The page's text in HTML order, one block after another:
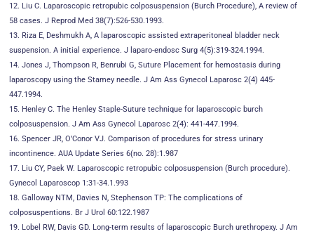
12. Liu C. Laparoscopic retropubic colposuspension (Burch Procedure), A review of
58 cases. J Reprod Med 38(7):526-530.1993.
13. Riza E, Deshmukh A, A laparoscopic assisted extraperitoneal bladder neck
suspension. A initial experience. J laparo-endosc Surg 4(5):319-324.1994.
14. Jones J, Thompson R, Benrubi G, Suture Placement for hemostasis during
laparoscopy using the Stamey needle. J Am Ass Gynecol Laparosc 2(4) 445-
447.1994.
15. Henley C. The Henley Staple-Suture technique for laparoscopic burch
colposuspension. J Am Ass Gynecol Laparosc 2(4): 441-447.1994.
16. Spencer JR, O’Conor VJ. Comparison of procedures for stress urinary
incontinence. AUA Update Series 6(no. 28):1.987
17. Liu CY, Paek W. Laparoscopic retropubic colposuspension (Burch procedure).
Gynecol Laparoscop 1:31-34.1.993
18. Galloway NTM, Davies N, Stephenson TP: The complications of
colposuspentions. Br J Urol 60:122.1987
19. Lobel RW, Davis GD. Long-term results of laparoscopic Burch urethropexy. J Am